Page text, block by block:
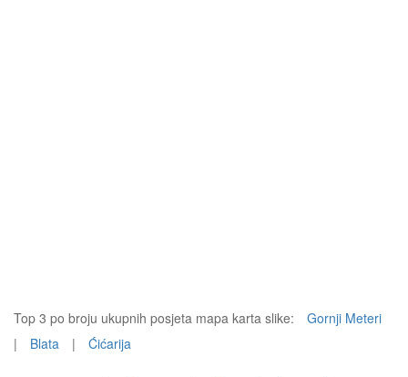
Top 3 po broju ukupnih posjeta mapa karta slike:
Gornji Meteri
|
Blata | Ćićarija